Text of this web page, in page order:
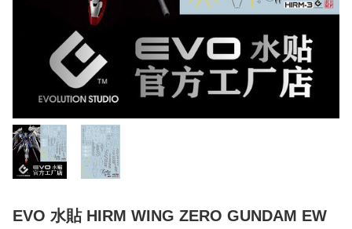
EVO 水貼 HIRM WING ZERO GUNDAM EW